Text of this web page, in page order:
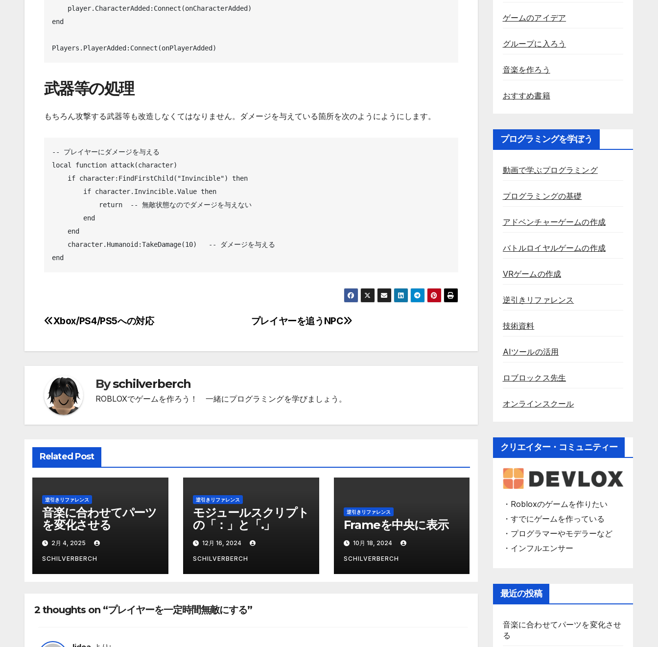
end
Players.PlayerAdded:Connect(onPlayerAdded)
武器等の処理
もちろん攻撃する武器等も改造しなくてはなりません。ダメージを与えている箇所を次のようにようにします。
-- プレイヤーにダメージを与える
local function attack(character)
投
ビ
ゲ
ー
シ
ョ
プレイヤーを追うNPC
Xbox/PS4/PS5への対応
Byschilverberch
ROBLOXでゲームを作ろう！ 一緒にプログラミングを学びましょう。
Related Post
逆引きリファレンス
音楽に合わせてパーツ
を変化させる
2月 4, 2025
SCHILVERBERCH
逆引きリファレンス
モジュールスクリプト
の「：」と「.」
12月 16, 2024
SCHILVERBERCH
逆引きリファレンス
Frameを中央に表示
10月 18, 2024
SCHILVERBERCH
2 thoughts on “プレイヤーを一定時間無敵にする”
ゲームのアイデア
グループに入ろう
音楽を作ろう
おすすめ書籍
プログラミングを学ぼう
動画で学ぶプログラミング
プログラミングの基礎
アドベンチャーゲームの作成
バトルロイヤルゲームの作成
VRゲームの作成
逆引きリファレンス
技術資料
AIツールの活用
ロブロックス先生
オンラインスクール
クリエイター・コミュニティー
・Robloxのゲームを作りたい
・すでにゲームを作っている
・プログラマーやモデラーなど
・インフルエンサー
最近の投稿
音楽に合わせてパーツを変化させ
る